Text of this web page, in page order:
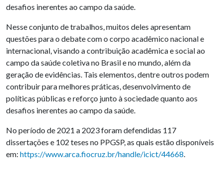
desafios inerentes ao campo da saúde.
Nesse conjunto de trabalhos, muitos deles apresentam
questões para o debate com o corpo acadêmico nacional e
internacional, visando a contribuição acadêmica e social ao
campo da saúde coletiva no Brasil e no mundo, além da
geração de evidências. Tais elementos, dentre outros podem
contribuir para melhores práticas, desenvolvimento de
políticas públicas e reforço junto à sociedade quanto aos
desafios inerentes ao campo da saúde.
No período de 2021 a 2023 foram defendidas 117
dissertações e 102 teses no PPGSP, as quais estão disponíveis
em: https://www.arca.fiocruz.br/handle/icict/44668